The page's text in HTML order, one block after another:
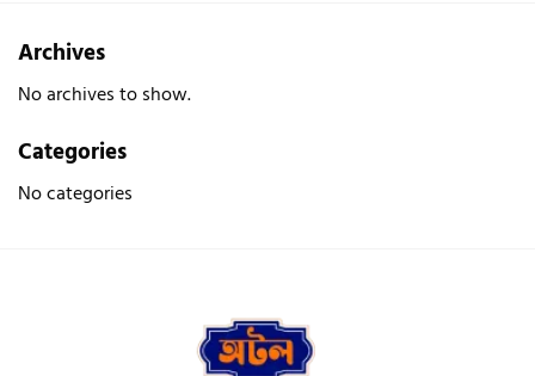
Archives
No archives to show.
Categories
No categories